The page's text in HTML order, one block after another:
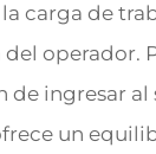
carga de
operador.
de ingresar
un